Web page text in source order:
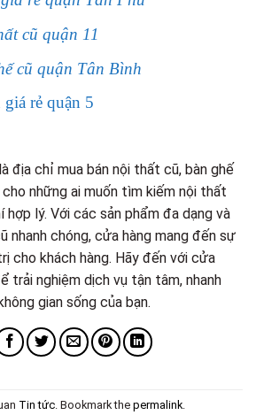
cũ quận 11
cũ quận Tân Bình
rẻ quận 5
địa chỉ mua bán nội thất cũ, bàn ghế
những ai muốn tìm kiếm nội thất
lý. Với các sản phẩm đa dạng và
nhanh chóng, cửa hàng mang đến sự
cho khách hàng. Hãy đến với cửa
trải nghiệm dịch vụ tận tâm, nhanh
gian sống của bạn.
Tin tức. Bookmark the permalink.